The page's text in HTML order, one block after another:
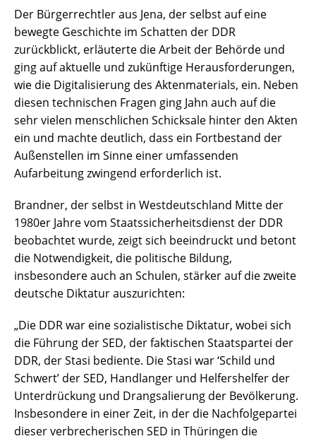
Der Bürgerrechtler aus Jena, der selbst auf eine
bewegte Geschichte im Schatten der DDR
zurückblickt, erläuterte die Arbeit der Behörde und
ging auf aktuelle und zukünftige Herausforderungen,
wie die Digitalisierung des Aktenmaterials, ein. Neben
diesen technischen Fragen ging Jahn auch auf die
sehr vielen menschlichen Schicksale hinter den Akten
ein und machte deutlich, dass ein Fortbestand der
Außenstellen im Sinne einer umfassenden
Aufarbeitung zwingend erforderlich ist.
Brandner, der selbst in Westdeutschland Mitte der
1980er Jahre vom Staatssicherheitsdienst der DDR
beobachtet wurde, zeigt sich beeindruckt und betont
die Notwendigkeit, die politische Bildung,
insbesondere auch an Schulen, stärker auf die zweite
deutsche Diktatur auszurichten:
„Die DDR war eine sozialistische Diktatur, wobei sich
die Führung der SED, der faktischen Staatspartei der
DDR, der Stasi bediente. Die Stasi war ‘Schild und
Schwert’ der SED, Handlanger und Helfershelfer der
Unterdrückung und Drangsalierung der Bevölkerung.
Insbesondere in einer Zeit, in der die Nachfolgepartei
dieser verbrecherischen SED in Thüringen die